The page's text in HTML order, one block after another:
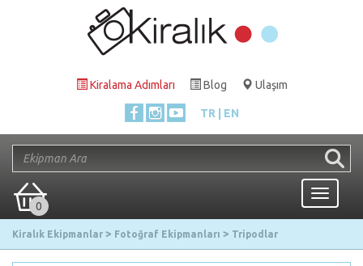
Kiralama Adımları Blog Ulaşım
TR EN
0
Toggle
Kiralık Ekipmanlar Fotoğraf Ekipmanları Tripodlar